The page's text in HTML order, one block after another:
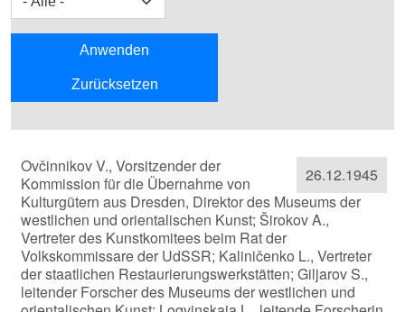
26.12.1945
Ovčinnikov V., Vorsitzender der
Kommission für die Übernahme von
Kulturgütern aus Dresden, Direktor des Museums der
westlichen und orientalischen Kunst; Širokov A.,
Vertreter des Kunstkomitees beim Rat der
Volkskommissare der UdSSR; Kaliničenko L., Vertreter
der staatlichen Restaurierungswerkstätten; Giljarov S.,
leitender Forscher des Museums der westlichen und